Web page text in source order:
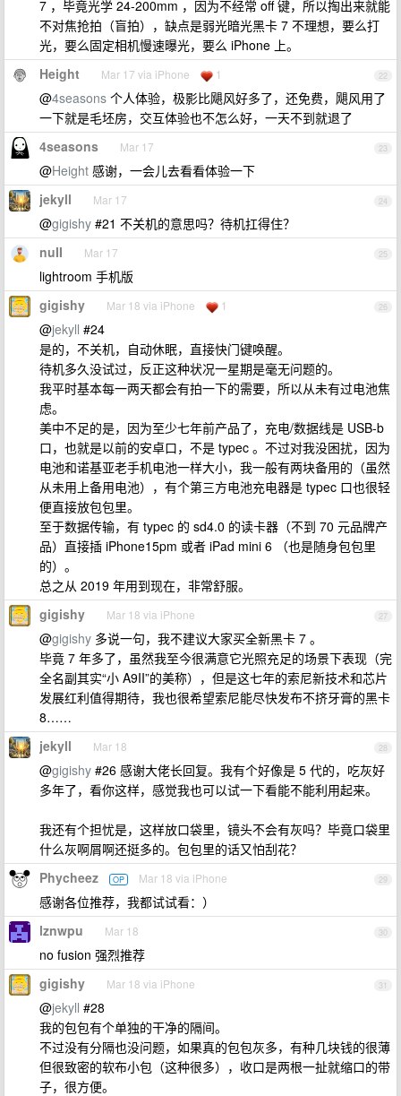
7 ，毕竟光学 24-200mm ，因为不经常 off 键，所以掏出来就能
不对焦抢拍（盲拍），缺点是弱光暗光黑卡 7 不理想，要么打
光，要么固定相机慢速曝光，要么 iPhone 上。
22
Height Mar 17 via iPhone 1
@4seasons 个人体验，极影比飓风好多了，还免费，飓风用了
一下就是毛坯房，交互体验也不怎么好，一天不到就退了
23
4seasons Mar 17
@Height 感谢，一会儿去看看体验一下
24
jekyll Mar 17
@gigishy #21 不关机的意思吗？待机扛得住？
25
nuII Mar 17
lightroom 手机版
26
gigishy Mar 18 via iPhone 1
@jekyll #24
是的，不关机，自动休眠，直接快门键唤醒。
待机多久没试过，反正这种状况一星期是毫无问题的。
我平时基本每一两天都会有拍一下的需要，所以从未有过电池焦
虑。
美中不足的是，因为至少七年前产品了，充电/数据线是 USB-b
口，也就是以前的安卓口，不是 typec 。不过对我没困扰，因为
电池和诺基亚老手机电池一样大小，我一般有两块备用的（虽然
从未用上备用电池），有个第三方电池充电器是 typec 口也很轻
便直接放包包里。
至于数据传输，有 typec 的 sd4.0 的读卡器（不到 70 元品牌产
品）直接插 iPhone15pm 或者 iPad mini 6 （也是随身包包里
的）。
总之从 2019 年用到现在，非常舒服。
27
gigishy Mar 18 via iPhone
@gigishy 多说一句，我不建议大家买全新黑卡 7 。
毕竟 7 年多了，虽然我至今很满意它光照充足的场景下表现（完
全名副其实“小 A9II”的美称），但是这七年的索尼新技术和芯片
发展红利值得期待，我也很希望索尼能尽快发布不挤牙膏的黑卡
8……
28
jekyll Mar 18
@gigishy #26 感谢大佬长回复。我有个好像是 5 代的，吃灰好
多年了，看你这样，感觉我也可以试一下看能不能利用起来。
我还有个担忧是，这样放口袋里，镜头不会有灰吗？毕竟口袋里
什么灰啊屑啊还挺多的。包包里的话又怕刮花？
29
Phycheez OP Mar 18 via iPhone
感谢各位推荐，我都试试看：）
30
lznwpu Mar 18
no fusion 强烈推荐
31
gigishy Mar 18 via iPhone
@jekyll #28
我的包包有个单独的干净的隔间。
不过没有分隔也没问题，如果真的包包灰多，有种几块钱的很薄
但很致密的软布小包（这种很多），收口是两根一扯就缩口的带
子，很方便。